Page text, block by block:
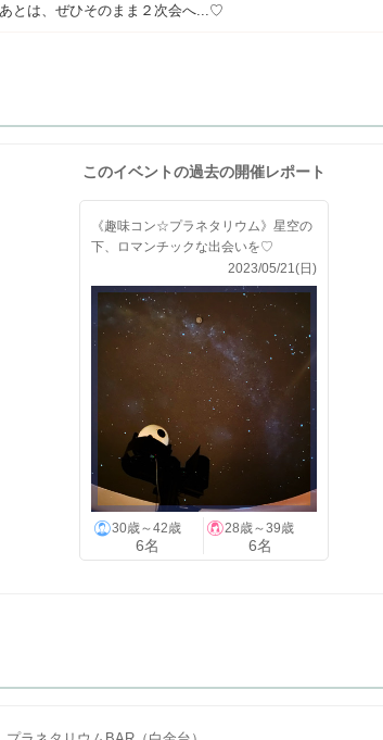
とは、ぜひそのまま２次会へ...♡
このイベントの過去の開催レポート
《趣味コン☆プラネタリウム》星空の
下、ロマンチックな出会いを♡
2023/05/21(日)
30歳～42歳
6名
28歳～39歳
6名